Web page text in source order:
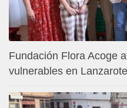
Fundación Flora Acoge
vulnerables en Lanzarote